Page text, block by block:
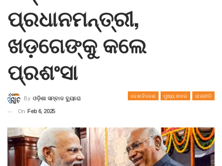
ପ୍ରଧାନମନ୍ତ୍ରୀ,
ଖଡ଼ଗେଙ୍କୁ କଲେ
ପ୍ରଶଂସା
ଦେଶ ବିଦେଶ ମୁଖ୍ୟ ଖବର ରାଜନୀତି
By ଓଡ଼ିଶା ସମ୍ବାଦ ବ୍ୟୁରୋ
On Feb 6, 2025